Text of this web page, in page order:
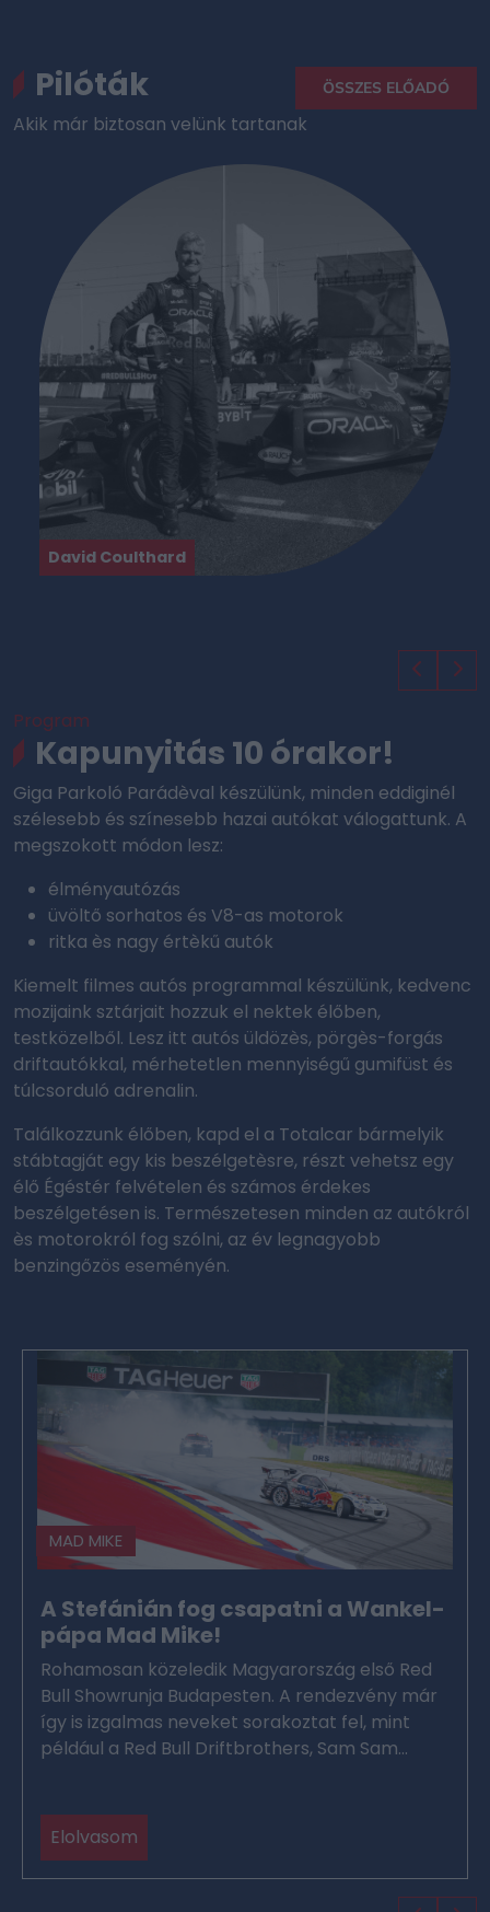
Pilóták ÖSSZES ELŐADÓ
Akik már biztosan velünk tartanak
David Coulthard
Program
Kapunyitás 10 órakor!
Giga Parkoló Parádèval készülünk, minden eddiginél
szélesebb és színesebb hazai autókat válogattunk. A
megszokott módon lesz:
élményautózás
üvöltő sorhatos és V8-as motorok
ritka ès nagy értèkű autók
Kiemelt filmes autós programmal készülünk, kedvenc
mozijaink sztárjait hozzuk el nektek élőben,
testközelből. Lesz itt autós üldözès, pörgès-forgás
driftautókkal, mérhetetlen mennyiségű gumifüst és
túlcsorduló adrenalin.
Találkozzunk élőben, kapd el a Totalcar bármelyik
stábtagját egy kis beszélgetèsre, részt vehetsz egy
élő Égéstér felvételen és számos érdekes
beszélgetésen is. Természetesen minden az autókról
ès motorokról fog szólni, az év legnagyobb
benzingőzös eseményén.
MAD MIKE
A Stefánián fog csapatni a Wankel-
pápa Mad Mike!
Rohamosan közeledik Magyarország első Red
Bull Showrunja Budapesten. A rendezvény már
így is izgalmas neveket sorakoztat fel, mint
például a Red Bull Driftbrothers, Sam Sam...
Elolvasom